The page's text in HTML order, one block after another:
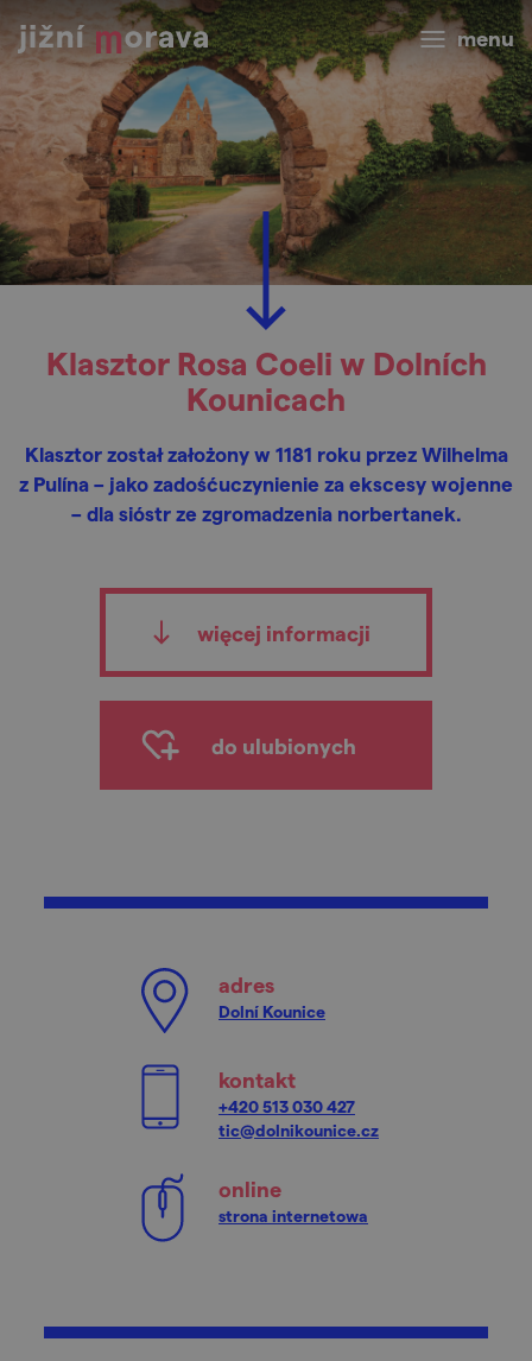
menu
Klasztor Rosa Coeli w Dolních
Kounicach
Klasztor został założony w 1181 roku przez Wilhelma
z Pulína – jako zadośćuczynienie za ekscesy wojenne
– dla sióstr ze zgromadzenia norbertanek.
więcej informacji
do ulubionych
adres
Dolní Kounice
kontakt
+420 513 030 427
tic@dolnikounice.cz
online
strona internetowa